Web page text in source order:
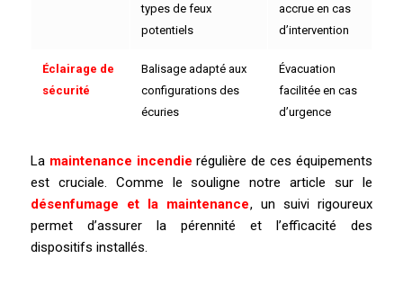
types de feux
potentiels
accrue en cas
d’intervention
Éclairage de
sécurité
Balisage adapté aux
configurations des
écuries
Évacuation
facilitée en cas
d’urgence
La maintenance incendie régulière de ces équipements
est cruciale. Comme le souligne notre article sur le
désenfumage et la maintenance, un suivi rigoureux
permet d’assurer la pérennité et l’efficacité des
dispositifs installés.